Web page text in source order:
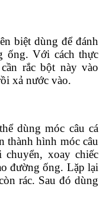
biệt dùng để đánh
ống. Với cách thực
rắc bột này vào
xả nước vào.
dùng móc câu cá
thành hình móc câu
xoay chiếc
đường ống. Lặp lại
rác. Sau đó dùng